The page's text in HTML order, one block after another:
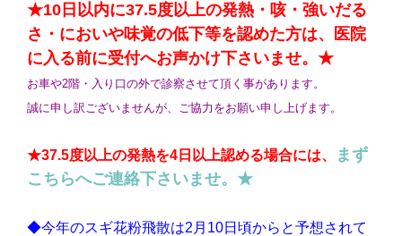
★10日以内に37.5度以上の発熱・咳・強いだる
さ・においや味覚の低下等を認めた方は、医院
に入る前に受付へお声かけ下さいませ。★
お車や2階・入り口の外で診察させて頂く事があります。
誠に申し訳ございませんが、ご協力をお願い申し上げます。
★37.5度以上の発熱を4日以上認める場合には、
まず
こちらへご連絡下さいませ。★
◆今年のスギ花粉飛散は2月10日頃からと予想されて